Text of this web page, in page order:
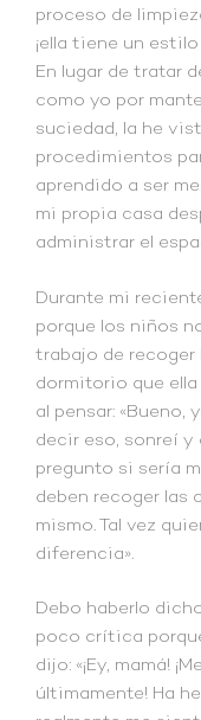
proceso de
¡ella tiene un
En lugar de tratar
como yo por
suciedad, la he
procedimientos
aprendido a ser
mi propia casa
administrar el
Durante mi
porque los niños
trabajo de recoger
dormitorio que
al pensar: «Bueno,
decir eso, sonreí y
pregunto si sería
deben recoger las
mismo. Tal vez
diferencia».
Debo haberlo
poco crítica
dijo: «¡Ey, mamá!
últimamente! Ha